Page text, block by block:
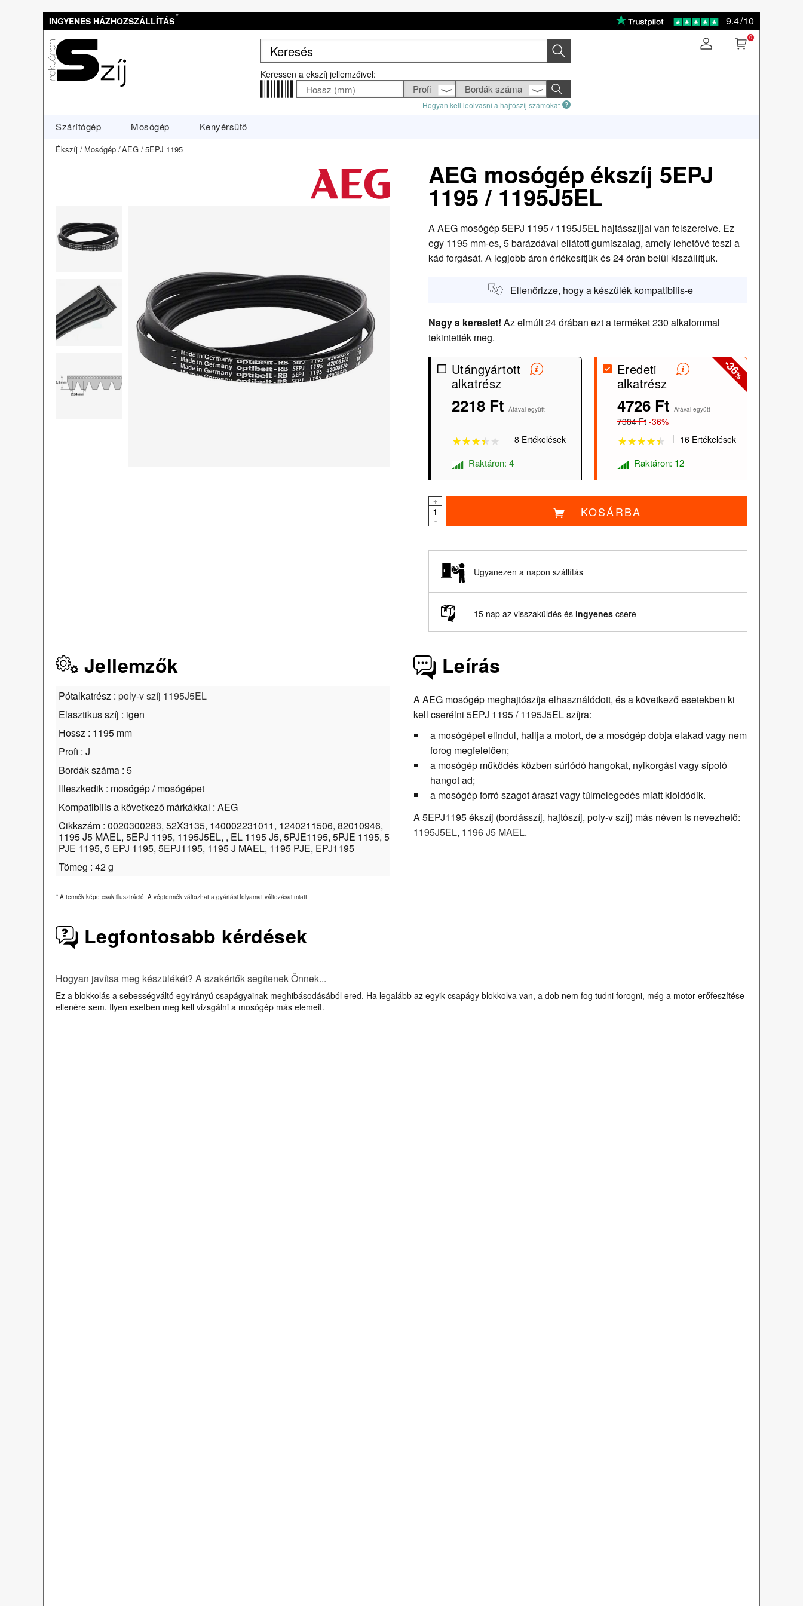
INGYENES HÁZHOZSZÁLLÍTÁS* 9.4/10
Keressen a ekszíj jellemzőivel:
Hogyan kell leolvasni a hajtószíj számokat
0
Szárítógép Mosógép Kenyérsütő
Ékszíj Mosógép AEG 5EPJ 1195
AEG mosógép ékszíj 5EPJ
1195 / 1195J5EL
A AEG mosógép 5EPJ 1195 / 1195J5EL hajtásszíjjal van felszerelve. Ez
egy 1195 mm-es, 5 barázdával ellátott gumiszalag, amely lehetővé teszi a
kád forgását. A legjobb áron értékesítjük és 24 órán belül kiszállítjuk.
Ellenőrizze, hogy a készülék kompatibilis-e
Nagy a kereslet! Az elmúlt 24 órában ezt a terméket 230 alkalommal
tekintették meg.
Utángyártott
alkatrész
2218 Ft Áfával együtt
★★★★★
★★★★★
8 Ertékelések
Raktáron: 4
-36
%
Eredeti
alkatrész
4726 Ft Áfával együtt
7384 Ft -36%
16 Ertékelések
Raktáron: 12
+
-
KOSÁRBA
Ugyanezen a napon szállítás
15 nap az visszaküldés és ingyenes csere
Jellemzők
Pótalkatrész : poly-v szíj 1195J5EL
Elasztikus szíj : igen
Hossz : 1195 mm
Profi : J
Bordák száma : 5
Illeszkedik : mosógép / mosógépet
Kompatibilis a következő márkákkal : AEG
Cikkszám : 0020300283, 52X3135, 140002231011, 1240211506, 82010946,
1195 J5 MAEL, 5EPJ 1195, 1195J5EL, , EL 1195 J5, 5PJE1195, 5PJE 1195, 5
PJE 1195, 5 EPJ 1195, 5EPJ1195, 1195 J MAEL, 1195 PJE, EPJ1195
Tömeg : 42 g
* A termék képe csak illusztráció. A végtermék változhat a gyártási folyamat változásai miatt.
Leírás
A AEG mosógép meghajtószíja elhasználódott, és a következő esetekben ki
kell cserélni 5EPJ 1195 / 1195J5EL szíjra:
a mosógépet elindul, hallja a motort, de a mosógép dobja elakad vagy nem
forog megfelelően;
a mosógép működés közben súrlódó hangokat, nyikorgást vagy sípoló
hangot ad;
a mosógép forró szagot áraszt vagy túlmelegedés miatt kioldódik.
A 5EPJ1195 ékszíj (bordásszíj, hajtószíj, poly-v szíj) más néven is nevezhető:
1195J5EL, 1196 J5 MAEL.
Legfontosabb kérdések
Hogyan javítsa meg készülékét? A szakértők segítenek Önnek...
Ez a blokkolás a sebességváltó egyirányú csapágyainak meghibásodásából ered. Ha legalább az egyik csapágy blokkolva van, a dob nem fog tudni forogni, még a motor erőfeszítése
ellenére sem. Ilyen esetben meg kell vizsgálni a mosógép más elemeit.